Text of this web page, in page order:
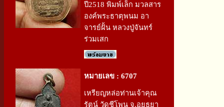
ปี2518 พิมพ์เล็ก มวลสาร
องค์พระธาตุพนม อา
จารย์ฝั้น หลวงปู่จันทร์
ร่วมเสก
หมายเลข : 6707
เหรียญหล่อท่านเจ้าคุณ
รัตน์ วัดชีโพน จ.อยุธยา